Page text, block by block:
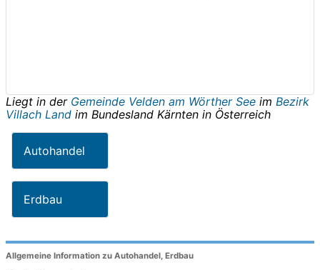
Liegt in der Gemeinde Velden am Wörther See im Bezirk
Villach Land im Bundesland Kärnten in Österreich
Autohandel
Erdbau
Allgemeine Information zu Autohandel, Erdbau